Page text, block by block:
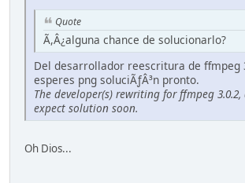
Quote
Ã,Â¿alguna chance de solucionarlo?
Del desarrollador reescritura de ffmpeg
esperes png soluciÃƒÂ³n pronto.
The developer(s) rewriting for ffmpeg
expect solution soon.
Oh Dios...